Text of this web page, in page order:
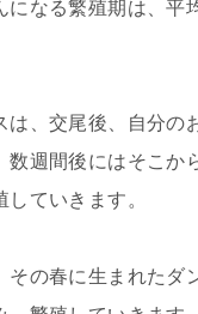
になる繁殖期は、平
は、交尾後、自分の
数週間後にはそこか
ていきます。
その春に生まれたダ